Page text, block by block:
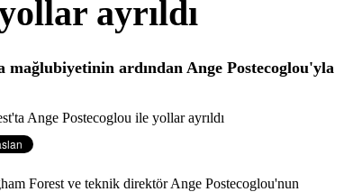
ayrıldı
mağlubiyetinin ardından Ange Postecoglou'yla
Forest ve teknik direktör Ange Postecoglou'nun